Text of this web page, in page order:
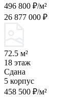
496 800 ₽/м²
26 877 000 ₽
72.5 м²
18 этаж
Сдана
5 корпус
458 500 ₽/м²